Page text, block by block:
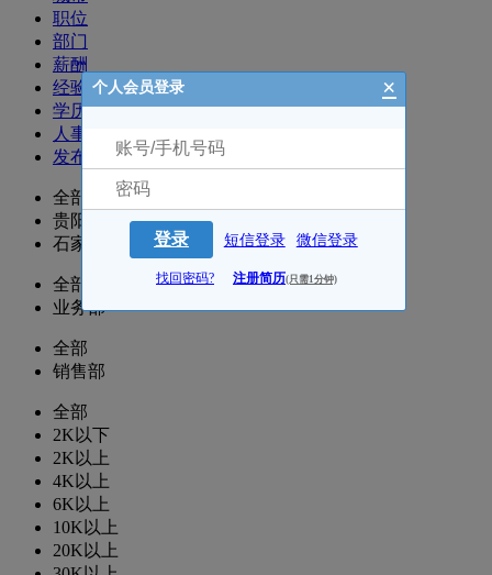
职位
部门
薪酬
经验
学历
人事
发布时间
全部
贵阳
石家庄
全部
业务部
全部
销售部
全部
2K以下
2K以上
4K以上
6K以上
10K以上
20K以上
个人会员登录 ×
登录 短信登录 微信登录
找回密码? 注册简历(只需1分钟)